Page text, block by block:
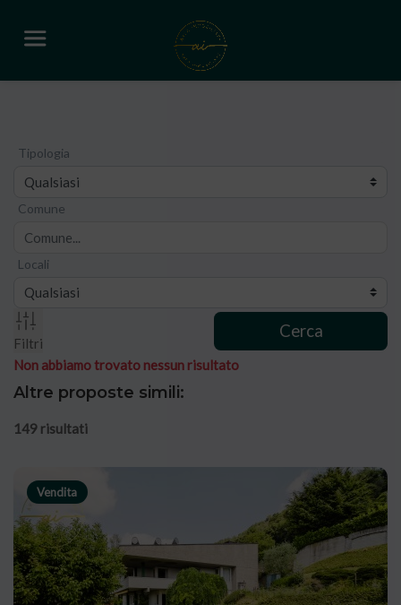
Tipologia
Comune
Locali
Filtri
Cerca
Non abbiamo trovato nessun risultato
Altre proposte simili:
149 risultati
Vendita